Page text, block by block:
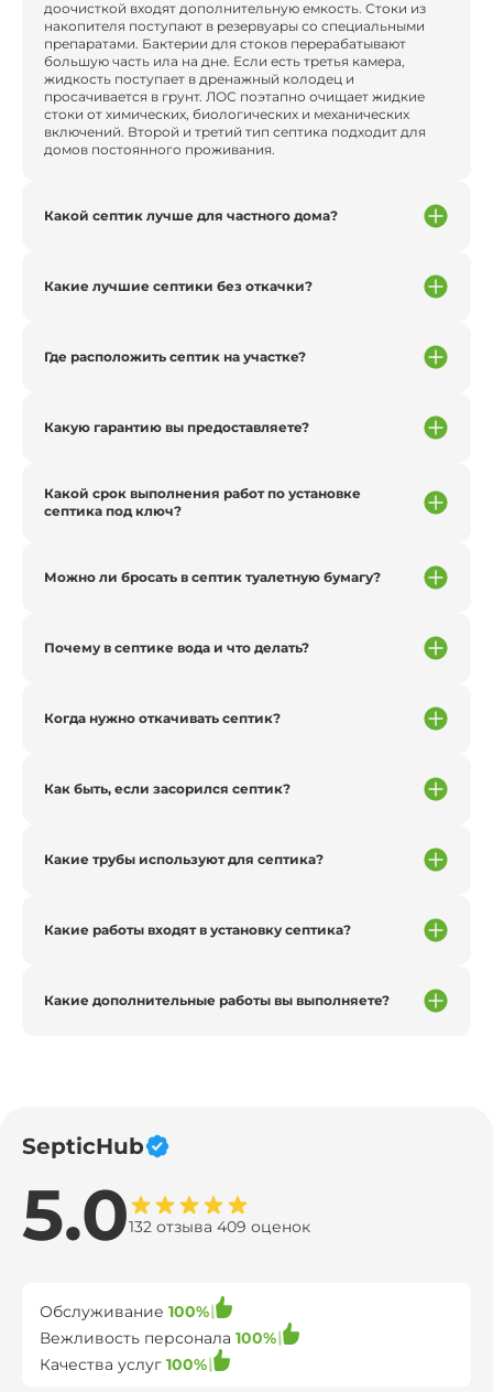
доочисткой входят дополнительную емкость. Стоки из
накопителя поступают в резервуары со специальными
препаратами. Бактерии для стоков перерабатывают
большую часть ила на дне. Если есть третья камера,
жидкость поступает в дренажный колодец и
просачивается в грунт. ЛОС поэтапно очищает жидкие
стоки от химических, биологических и механических
включений. Второй и третий тип септика подходит для
домов постоянного проживания.
Какой септик лучше для частного дома?
Какие лучшие септики без откачки?
Где расположить септик на участке?
Какую гарантию вы предоставляете?
Какой срок выполнения работ по установке
септика под ключ?
Можно ли бросать в септик туалетную бумагу?
Почему в септике вода и что делать?
Когда нужно откачивать септик?
Как быть, если засорился септик?
Какие трубы используют для септика?
Какие работы входят в установку септика?
Какие дополнительные работы вы выполняете?
SepticHub
5.0132 отзыва 409 оценок
Обслуживание 100%
Вежливость персонала 100%
Качества услуг 100%